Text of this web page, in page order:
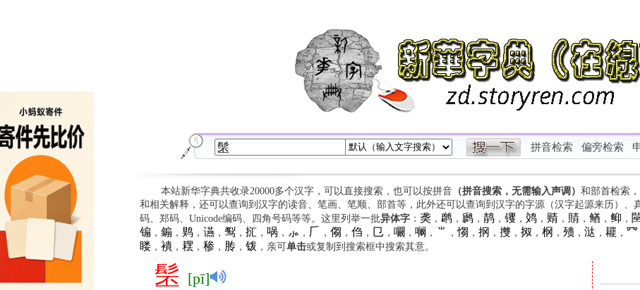
拼音检索 偏旁检索
本站新华字典共收录20000多个汉字，可以直接搜索，也可以按拼音（拼音搜索，无需输入声调） 和部首检索
和相关解释，还可以查询到汉字的读音、笔画、笔顺、部首等，此外还可以查询到汉字的字源（汉字起源来历）、
码、郑码、Unicode编码、四角号码等等。这里列举一批异体字： 䶮 ， 䴙， 䴘， 䴖， 䦆， 䴔， 䞍， 䝼， 䲡 ， 䲟 ，
䦂 ， 䥇 ， 䴗， 䜩， 䴕， 㧟 ， 㖞 ， ⺗ ， 𠂆 ， 㑳 ， 㑇 ， 㔾 ， 㘚 ， 㘎 ， ⺌ ， 㥮 ， 㧏 ， 㩳， 㧐 ， 㭎 ， 㱮， 㳠 ， 䎱 ， ⺳
䁖， 䙡， 䎬 ， 䅟， 䏝， 䥽，亲可单击或复制到搜索框中搜索其意。
髬 [pī]